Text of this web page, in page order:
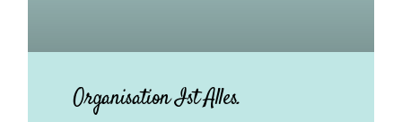
Organisation Ist Alles.